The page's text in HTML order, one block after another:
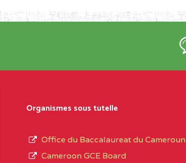
CAB du 21 mars 2011 portant ouverture
immatriculés et inscrits au
Généralau terme des opérations
Organismes sous tutelle
Office du Baccalaureat du Cameroun
Cameroon GCE Board